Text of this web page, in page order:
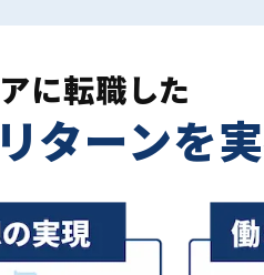
に転職した
ターンを